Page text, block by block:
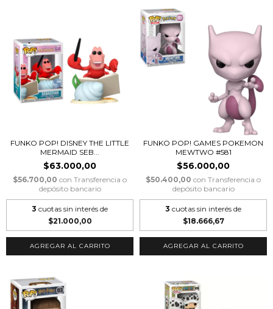
FUNKO POP! DISNEY THE LITTLE
MERMAID SEB...
$63.000,00
$56.700,00 con Transferencia o
depósito bancario
3 cuotas sin interés de
$21.000,00
FUNKO POP! GAMES POKEMON
MEWTWO #581
$56.000,00
$50.400,00 con Transferencia o
depósito bancario
3 cuotas sin interés de
$18.666,67